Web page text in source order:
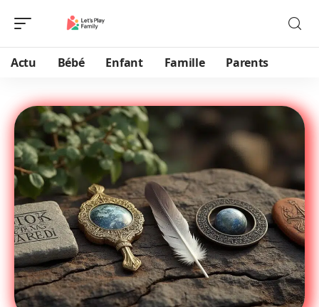
Actu Bébé Enfant Famille Parents